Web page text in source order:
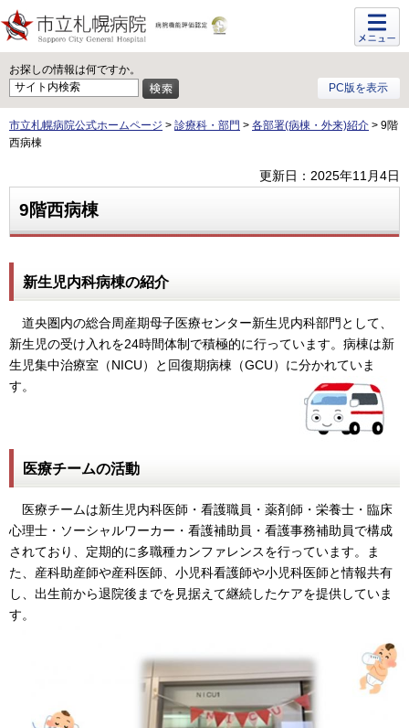
お探しの情報は何ですか。
PC版を表示
メニュ
ー
市立札幌病院公式ホームページ > 診療科・部門 > 各部署(病棟・外来)紹介 > 9階
西病棟
更新日：2025年11月4日
9階西病棟
新生児内科病棟の紹介
道央圏内の総合周産期母子医療センター新生児内科部門として、
新生児の受け入れを24時間体制で積極的に行っています。病棟は新
生児集中治療室（NICU）と回復期病棟（GCU）に分かれていま
す。
医療チームの活動
医療チームは新生児内科医師・看護職員・薬剤師・栄養士・臨床
心理士・ソーシャルワーカー・看護補助員・看護事務補助員で構成
されており、定期的に多職種カンファレンスを行っています。ま
た、産科助産師や産科医師、小児科看護師や小児科医師と情報共有
し、出生前から退院後までを見据えて継続したケアを提供していま
す。